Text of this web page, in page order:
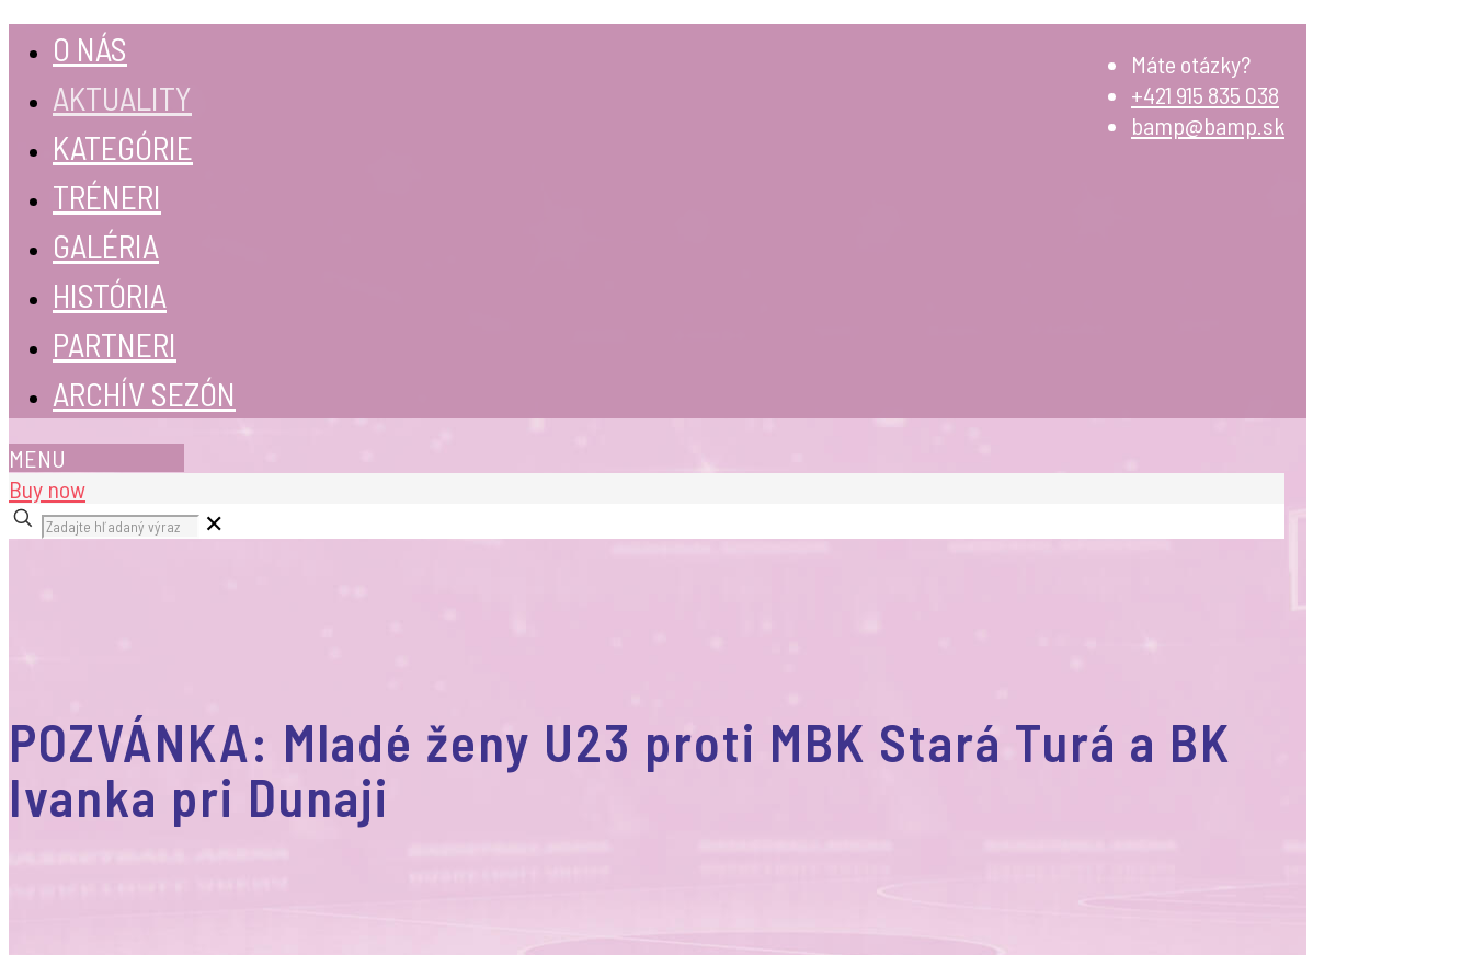
Máte otázky?
+421 915 835 038
bamp@bamp.sk
O NÁS
AKTUALITY
KATEGÓRIE
TRÉNERI
GALÉRIA
HISTÓRIA
PARTNERI
ARCHÍV SEZÓN
MENU
Buy now
✕
POZVÁNKA: Mladé ženy U23 proti MBK Stará Turá a BK
Ivanka pri Dunaji